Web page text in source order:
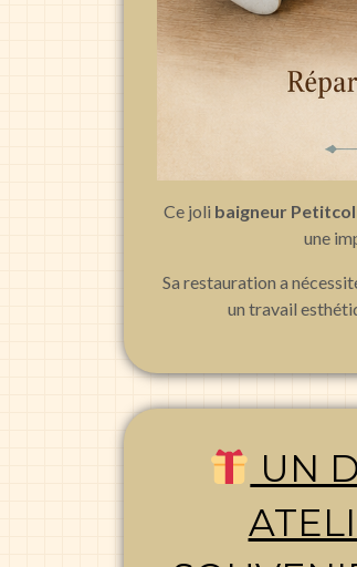
Ce joli baigneur
une
Sa restauration a
un travail
UN